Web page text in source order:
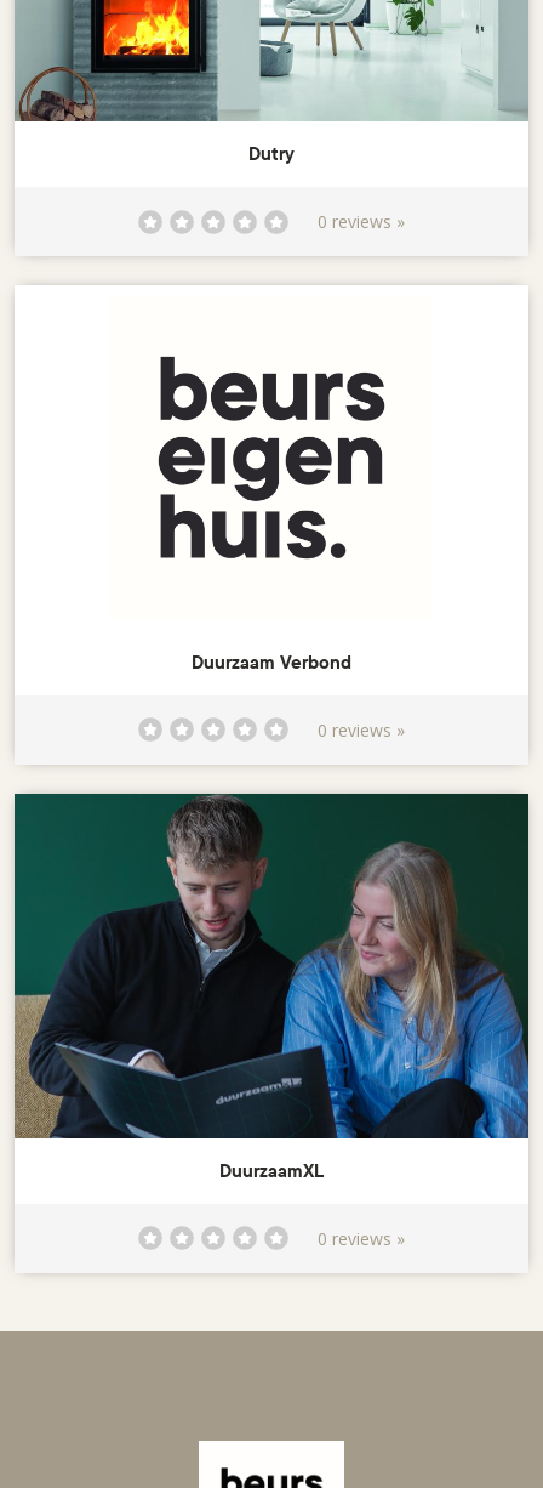
Dutry
0 reviews »
Duurzaam Verbond
0 reviews »
DuurzaamXL
0 reviews »